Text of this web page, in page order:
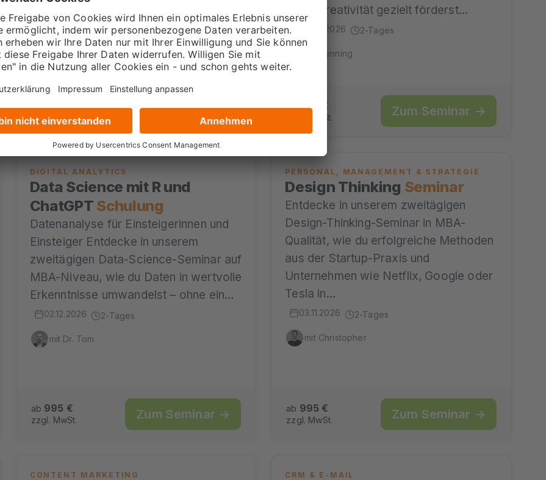
24.11.2026 1-Tages
mit Daniel M.
ab 595 €
zzgl. MwSt. Zum Seminar →
deine Kreativität gezielt förderst…
30.09.2026 2-Tages
mit Henning
ab 995 €
zzgl. MwSt. Zum Seminar →
DIGITAL ANALYTICS
Data Science mit R und
ChatGPT Schulung
Datenanalyse für Einsteigerinnen und
Einsteiger Entdecke in unserem
zweitägigen Data-Science-Seminar auf
MBA-Niveau, wie du Daten in wertvolle
Erkenntnisse umwandelst – ohne ein…
02.12.2026 2-Tages
mit Dr. Tom
ab 995 €
zzgl. MwSt. Zum Seminar →
PERSONAL, MANAGEMENT & STRATEGIE
Design Thinking Seminar
Entdecke in unserem zweitägigen
Design-Thinking-Seminar in MBA-
Qualität, wie du erfolgreiche Methoden
aus der Startup-Praxis und
Unternehmen wie Netflix, Google oder
Tesla in…
03.11.2026 2-Tages
mit Christopher
ab 995 €
zzgl. MwSt. Zum Seminar →
CONTENT MARKETING CRM & E-MAIL